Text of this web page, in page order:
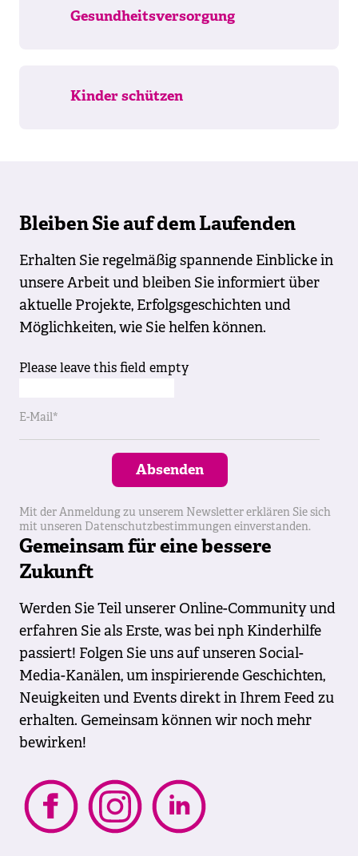
Gesundheitsversorgung
Kinder schützen
Bleiben Sie auf dem Laufenden
Erhalten Sie regelmäßig spannende Einblicke in
unsere Arbeit und bleiben Sie informiert über
aktuelle Projekte, Erfolgsgeschichten und
Möglichkeiten, wie Sie helfen können.
Please leave this field empty
E-Mail*
Absenden
Mit der Anmeldung zu unserem Newsletter erklären Sie sich
mit unseren Datenschutzbestimmungen einverstanden.
Gemeinsam für eine bessere
Zukunft
Werden Sie Teil unserer Online-Community und
erfahren Sie als Erste, was bei nph Kinderhilfe
passiert! Folgen Sie uns auf unseren Social-
Media-Kanälen, um inspirierende Geschichten,
Neuigkeiten und Events direkt in Ihrem Feed zu
erhalten. Gemeinsam können wir noch mehr
bewirken!